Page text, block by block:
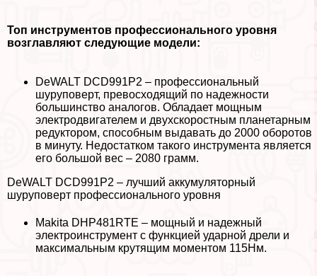
Топ инструментов профессионального уровня
возглавляют следующие модели:
DeWALT DCD991P2 – профессиональный
шуруповерт, превосходящий по надежности
большинство аналогов. Обладает мощным
электродвигателем и двухскоростным планетарным
редуктором, способным выдавать до 2000 оборотов
в минуту. Недостатком такого инструмента является
его большой вес – 2080 грамм.
DeWALT DCD991P2 – лучший аккумуляторный
шуруповерт профессионального уровня
Makita DHP481RTE – мощный и надежный
электроинструмент с функцией ударной дрели и
максимальным крутящим моментом 115Нм.